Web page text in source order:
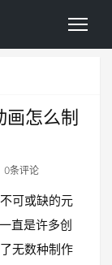
怎么制
0条评论
可或缺的元
一直是许多创
无数种制作